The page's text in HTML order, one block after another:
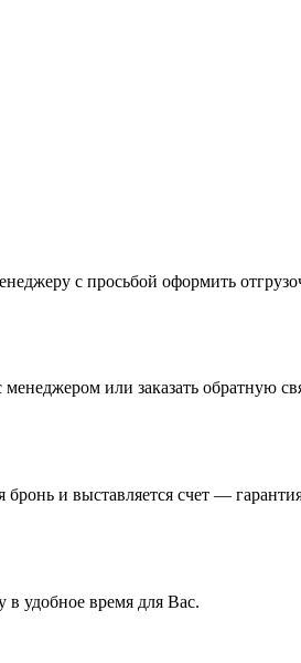
с просьбой оформить
или заказать обратную
и выставляется счет —
удобное время для Вас.